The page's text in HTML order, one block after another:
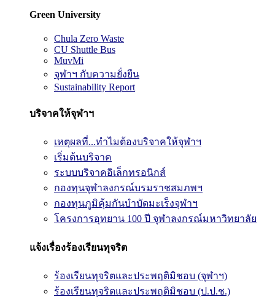
Green University
Chula Zero Waste
CU Shuttle Bus
MuvMi
จุฬาฯ กับความยั่งยืน
Sustainability Report
บริจาคให้จุฬาฯ
เหตุผลที่...ทำไมต้องบริจาคให้จุฬาฯ
เริ่มต้นบริจาค
ระบบบริจาคอิเล็กทรอนิกส์
กองทุนจุฬาลงกรณ์บรมราชสมภพฯ
กองทุนภูมิคุ้มกันบำบัดมะเร็งจุฬาฯ
โครงการอุทยาน 100 ปี จุฬาลงกรณ์มหาวิทยาลัย
แจ้งเรื่องร้องเรียนทุจริต
ร้องเรียนทุจริตและประพฤติมิชอบ (จุฬาฯ)
ร้องเรียนทุจริตและประพฤติมิชอบ (ป.ป.ช.)